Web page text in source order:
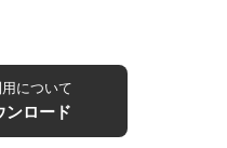
について
ンロード